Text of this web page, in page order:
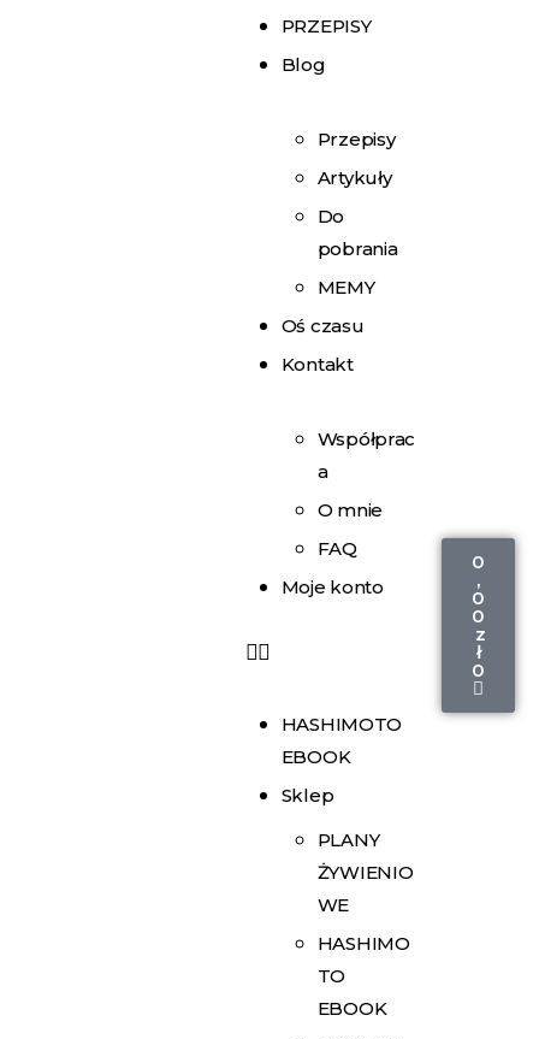
PRZEPISY
Blog
Przepisy
Artykuły
Do
pobrania
MEMY
Oś czasu
Kontakt
Współprac
a
O mnie
FAQ
Moje konto
HASHIMOTO
EBOOK
Sklep
PLANY
ŻYWIENIO
WE
HASHIMO
TO
EBOOK
0
,
0
0
z
ł
0